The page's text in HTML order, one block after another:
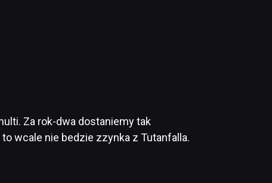
Za rok-dwa dostaniemy tak
wcale nie bedzie zzynka z Tutanfalla.